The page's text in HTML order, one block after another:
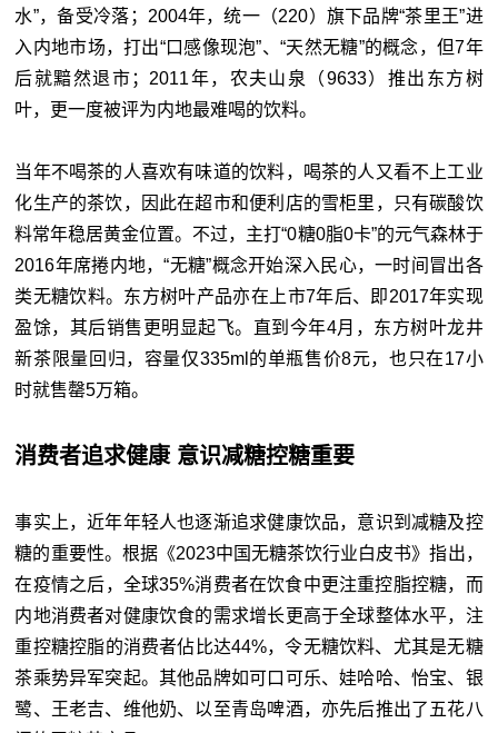
水”，备受冷落；2004年，统一（220）旗下品牌“茶里王”进
入内地市场，打出“口感像现泡”、“天然无糖”的概念，但7年
后就黯然退市；2011年，农夫山泉（9633）推出东方树
叶，更一度被评为内地最难喝的饮料。
当年不喝茶的人喜欢有味道的饮料，喝茶的人又看不上工业
化生产的茶饮，因此在超市和便利店的雪柜里，只有碳酸饮
料常年稳居黄金位置。不过，主打“0糖0脂0卡”的元气森林于
2016年席捲内地，“无糖”概念开始深入民心，一时间冒出各
类无糖饮料。东方树叶产品亦在上市7年后、即2017年实现
盈馀，其后销售更明显起飞。直到今年4月，东方树叶龙井
新茶限量回归，容量仅335ml的单瓶售价8元，也只在17小
时就售罄5万箱。
消费者追求健康 意识减糖控糖重要
事实上，近年年轻人也逐渐追求健康饮品，意识到减糖及控
糖的重要性。根据《2023中国无糖茶饮行业白皮书》指出，
在疫情之后，全球35%消费者在饮食中更注重控脂控糖，而
内地消费者对健康饮食的需求增长更高于全球整体水平，注
重控糖控脂的消费者佔比达44%，令无糖饮料、尤其是无糖
茶乘势异军突起。其他品牌如可口可乐、娃哈哈、怡宝、银
鹭、王老吉、维他奶、以至青岛啤酒，亦先后推出了五花八